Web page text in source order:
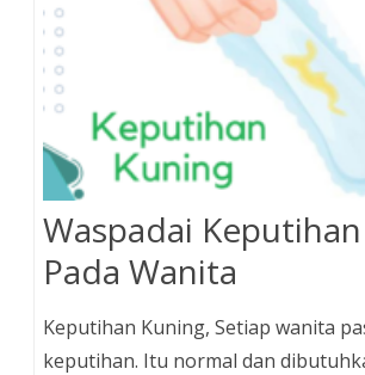
Waspadai
Pada Wanita
Keputihan Kuning, Setiap wanita
keputihan. Itu normal dan